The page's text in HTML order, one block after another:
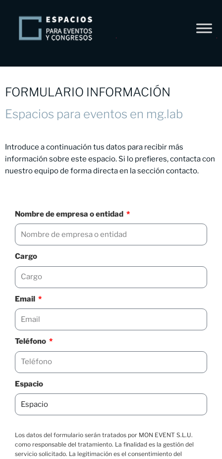
FORMULARIO INFORMACIÓN
Espacios para eventos en mg.lab
Introduce a continuación tus datos para recibir más
información sobre este espacio. Si lo prefieres, contacta con
nuestro equipo de forma directa en la sección contacto.
Nombre de empresa o entidad
Cargo
Email
Teléfono
Espacio
Los datos del formulario serán tratados por MON EVENT S.L.U.
como responsable del tratamiento. La finalidad es la gestión del
servicio solicitado. La legitimación es el consentimiento del